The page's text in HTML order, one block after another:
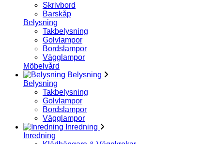
Skrivbord
Barskåp
Belysning
Takbelysning
Golvlampor
Bordslampor
Vägglampor
Möbelvård
Belysning
Belysning
Takbelysning
Golvlampor
Bordslampor
Vägglampor
Inredning
Inredning